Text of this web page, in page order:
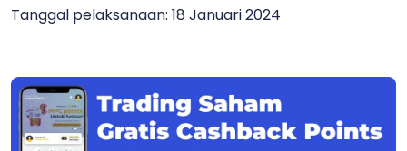
Tanggal pelaksanaan: 18 Januari 2024